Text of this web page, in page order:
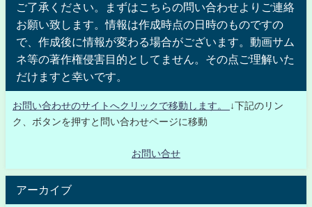
ご了承ください。まずはこちらの問い合わせよりご連絡
お願い致します。情報は作成時点の日時のものですの
で、作成後に情報が変わる場合がございます。動画サム
ネ等の著作権侵害目的としてません。その点ご理解いた
だけますと幸いです。
お問い合わせのサイトへクリックで移動します。
↓下記のリン
ク、ボタンを押すと問い合わせページに移動
お問い合せ
アーカイブ